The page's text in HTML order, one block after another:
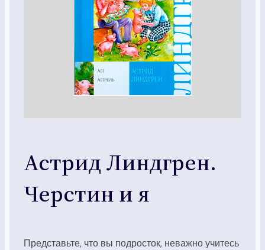
Астрид Линдгрен.
Черстин и я
Представьте, что вы подросток, неважно учитесь